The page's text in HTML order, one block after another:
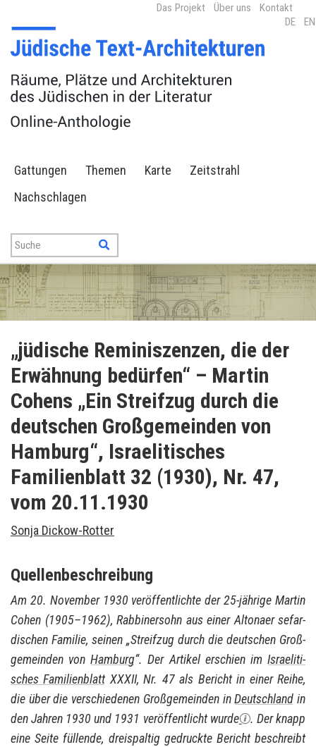
Das Projekt Über uns
Kontakt
DE
EN
Gattungen Themen Karte
Zeitstrahl
Nachschlagen
„jüdische Reminiszenzen, die der
Erwähnung bedürfen“ – Martin
Cohens „Ein Streifzug durch die
deutschen Großgemeinden von
Hamburg“, Israelitisches
Familienblatt 32 (1930), Nr. 47,
vom 20.11.1930
Sonja Dickow-Rotter
Quellenbeschreibung
Am 20. No­vem­ber 1930 ver­öf­fent­lich­te der 25-​jährige Mar­tin
Cohen (1905–1962), Rab­bi­ner­sohn aus einer Al­to­na­er se­far­
di­schen Fa­mi­lie, sei­nen „Streif­zug durch die deut­schen Groß­
ge­mein­den vonHam­burg“. Der Ar­ti­kel er­schien imIs­rae­li­ti­
sches Fa­mi­li­en­blattXXXII, Nr. 47 als Be­richt in einer Reihe,
die über die ver­schie­de­nen Groß­ge­mein­den inDeutsch­land in
den Jah­ren 1930 und 1931 ver­öf­fent­licht wurde
. Der knapp
eine Seite fül­len­de, drei­spal­tig ge­druck­te Be­richt be­schreibt